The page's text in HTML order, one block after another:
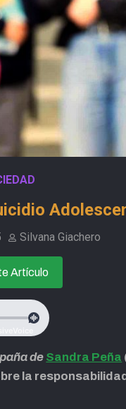
Silvana Giachero
Artículo
de Sandra Peña
la